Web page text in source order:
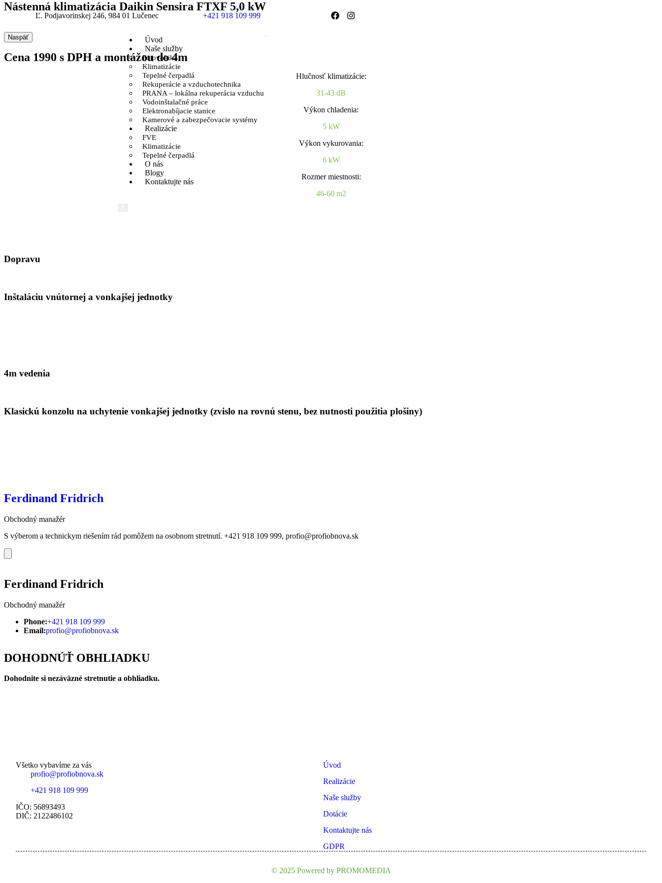
Ľ. Podjavorinskej 246, 984 01 Lučenec +421 918 109 999
Úvod
Naše služby
Fotovoltika
Klimatizácie
Tepelné čerpadlá
Rekuperácie a vzduchotechnika
PRANA – lokálna rekuperácia vzduchu
Vodoinštalačné práce
Elektronabíjacie stanice
Kamerové a zabezpečovacie systémy
Realizácie
FVE
Klimatizácie
Tepelné čerpadlá
O nás
Blogy
Kontaktujte nás
Nástenná klimatizácia Daikin Sensira FTXF 5,0 kW
Naspäť
Cena 1990 s DPH a montážou do 4m
Hlučnosť klimatizácie:
31-43 dB
Výkon chladenia:
5 kW
Výkon vykurovania:
6 kW
Rozmer miestnosti:
46-60 m2
Dopravu
Inštaláciu vnútornej a vonkajšej jednotky
4m vedenia
Klasickú konzolu na uchytenie vonkajšej jednotky (zvislo na rovnú stenu, bez nutnosti použitia plošiny)
Ferdinand Fridrich​
Obchodný manažér
S výberom a technickym riešením rád pomôžem na osobnom stretnutí‎. +421 918 109 999, ‎profio@profiobnova.sk
Ferdinand Fridrich​
Obchodný manažér
Phone:+421 918 109 999
Email:profio@profiobnova.sk
DOHODNÚŤ OBHLIADKU
Dohodnite si nezáväzné stretnutie a obhliadku.
Všetko vybavíme za vás
profio@profiobnova.sk
+421 918 109 999
IČO: 56893493
DIČ: 2122486102
Úvod
Realizácie
Naše služby
Dotácie
Kontaktujte nás
GDPR
© 2025 Powered by PROMOMEDIA